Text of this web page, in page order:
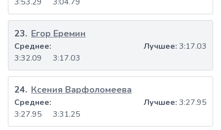
23. Егор Еремин
3:32.09 3:17.03
Среднее: Лучшее: 3:17.03
24. Ксения Варфоломеева
3:27.95 3:31.25
Среднее: Лучшее: 3:27.95